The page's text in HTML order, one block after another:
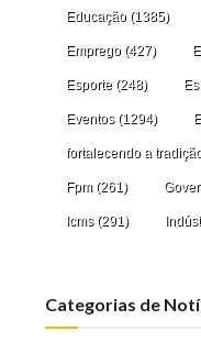
Educação(1385)
Emprego(427)
Esporte (248)
Eventos(1294)
fortalecendo a
Fpm(261)
Icms(291)
Categorias de